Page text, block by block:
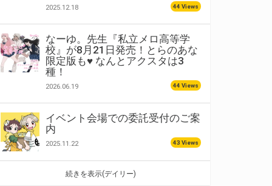
2025.12.18 44 Views
なーゆ。先生『私立メロ高等学
校』が8月21日発売！とらのあな
限定版も♥ なんとアクスタは3
種！
2026.06.19 44 Views
イベント会場での委託受付のご案
内
2025.11.22 43 Views
続きを表示(デイリー)